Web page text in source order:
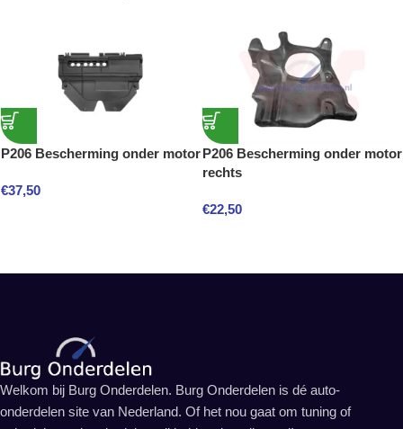
P206 Bescherming onder motor
€37,50
P206 Bescherming onder motor
rechts
€22,50
Welkom bij Burg Onderdelen. Burg Onderdelen is dé auto-
onderdelen site van Nederland. Of het nou gaat om tuning of